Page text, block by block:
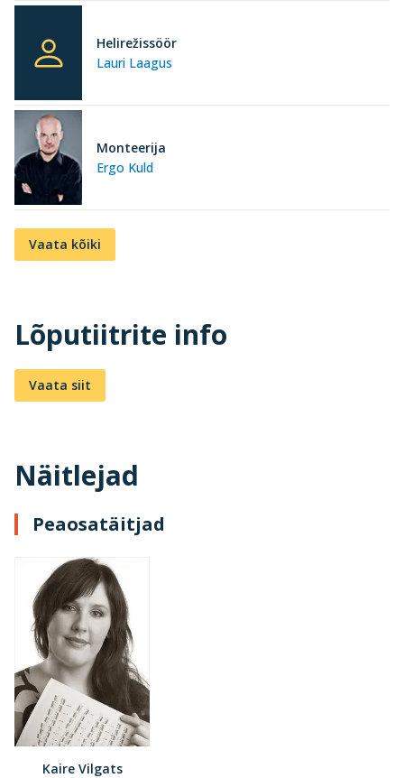
Lauri Laagus
Helirežissöör
Ergo Kuld
Monteerija
Vaata kõiki
Lõputiitrite info
Vaata siit
Näitlejad
Peaosatäitjad
Kaire Vilgats